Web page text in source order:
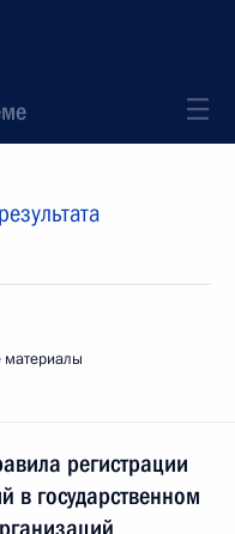
регистрации
в государственном